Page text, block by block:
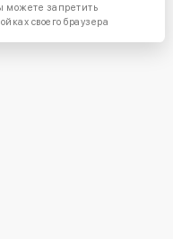
можете запретить
своего браузера